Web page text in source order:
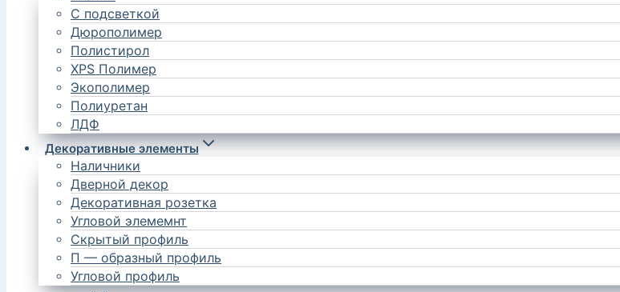
С подсветкой
Дюрополимер
Полистирол
XPS Полимер
Экополимер
Полиуретан
ЛДФ
Декоративные элементы
Наличники
Дверной декор
Декоративная розетка
Угловой элемемнт
Скрытый профиль
П — образный профиль
Угловой профиль